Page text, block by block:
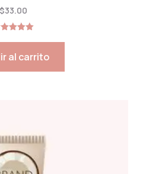
5.00
de 5
$33.00
al carrito